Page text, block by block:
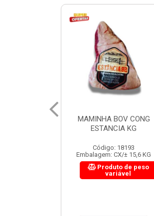
FILE DE COSTELA
ENTRECOTE ESTANCIA KG
Código: 18299
Embalagem: CX/± 14,4 KG
Produto de peso
variável